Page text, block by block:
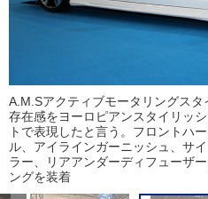
A.M.Sアクティブモータリングス
存在感をヨーロピアンスタイリッ
トで表現したと言う。フロントハ
ル、アイラインガーニッシュ、サ
ラー、リアアンダーディフューザ
ングを装着